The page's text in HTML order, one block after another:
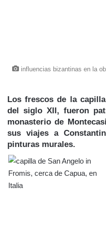
influencias bizantinas en la
Los frescos de la
del siglo XII, fueron
monasterio de
sus viajes a
pinturas murales.